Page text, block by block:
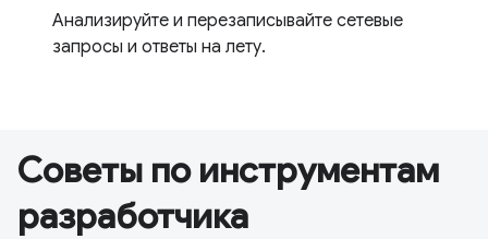
Анализируйте и перезаписывайте сетевые
запросы и ответы на лету.
Советы по инструментам
разработчика